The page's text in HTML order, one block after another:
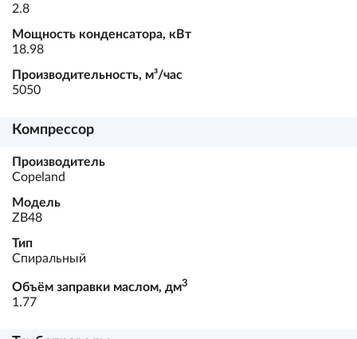
2.8
Мощность конденсатора, кВт
18.98
Производительность, м³/час
5050
Компрессор
Производитель
Copeland
Модель
ZB48
Тип
Спиральный
Объём заправки маслом, дм3
1.77